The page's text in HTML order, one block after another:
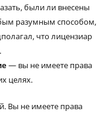
были ли внесены
разумным способом,
что лицензиар
— вы не имеете права
целях.
Вы не имеете права